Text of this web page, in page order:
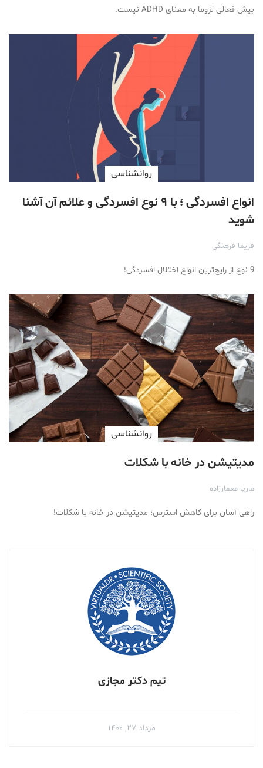
بیش فعالی لزوما به معنای ADHD نیست.
روانشناسی
انواع افسردگی ؛ با ۹ نوع افسردگی و علائم آن آشنا
شوید
فریما فرهنگی
9 نوع از رایج‌ترین انواع اختلال افسردگی!
روانشناسی
مدیتیشن در خانه با شکلات
ماریا معمارزاده
راهی آسان برای کاهش استرس؛ مدیتیشن در خانه با شکلات!
تیم دکتر مجازی
مرداد ۲۷, ۱۴۰۰